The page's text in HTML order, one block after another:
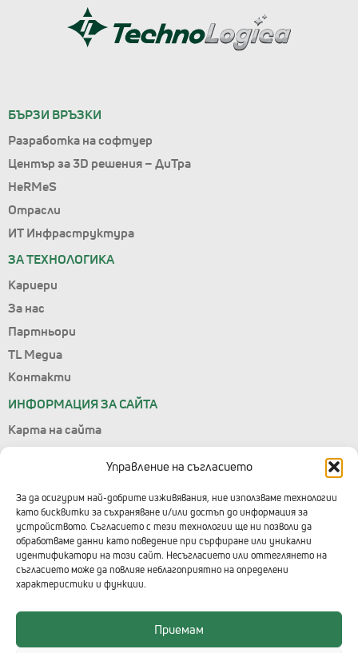
Управление на съгласието
За да осигурим най-добрите изживявания, ние използваме технологии
като бисквитки за съхраняване и/или достъп до информация за
устройството. Съгласието с тези технологии ще ни позволи да
обработваме данни като поведение при сърфиране или уникални
идентификатори на този сайт. Несъгласието или оттеглянето на
съгласието може да повлияе неблагоприятно на определени
характеристики и функции.
Приемам
БЪРЗИ ВРЪЗКИ
Разработка на софтуер
Център за 3D решения – ДиТра
HeRMeS
Отрасли
ИТ Инфраструктура
ЗА ТЕХНОЛОГИКА
Кариери
За нас
Партньори
TL Медиа
Контакти
ИНФОРМАЦИЯ ЗА САЙТА
Карта на сайта
Лични данни
Условия за ползване
Управление на съгласието
Правила за подаване на сигнали
КОНТАКТИ С ТЕХНОЛОГИКА
Централен офис
+359 2 91 912
Център за 3D решения - ДиТра